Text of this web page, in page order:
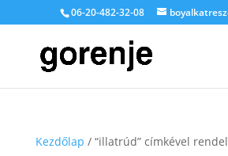
06-20-482-32-08
Kezdőlap / “illatrúd” címkével